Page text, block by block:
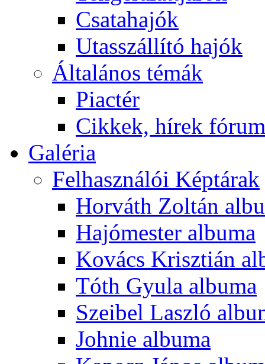
Csatahajók
Utasszállító hajók
Általános témák
Piactér
Cikkek, hírek
Galéria
Felhasználói Képtárak
Horváth Zoltán
Hajómester albuma
Kovács Krisztián
Tóth Gyula albuma
Szeibel Laszló
Johnie albuma